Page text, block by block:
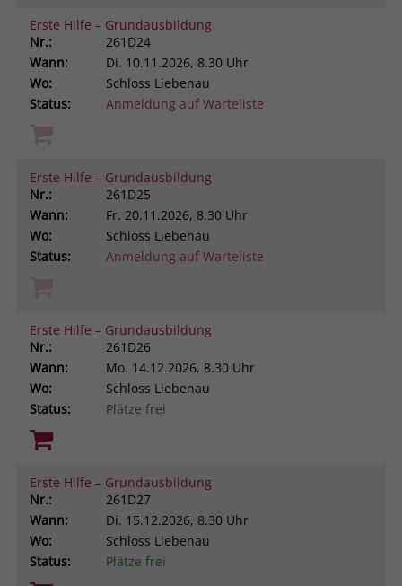
Erste Hilfe – Grundausbildung
Nr.:
261D24
Wann:
Di. 10.11.2026, 8.30 Uhr
Wo:
Schloss Liebenau
Status:
Anmeldung auf Warteliste
Erste Hilfe – Grundausbildung
Nr.:
261D25
Wann:
Fr. 20.11.2026, 8.30 Uhr
Wo:
Schloss Liebenau
Status:
Anmeldung auf Warteliste
Erste Hilfe – Grundausbildung
Nr.:
261D26
Wann:
Mo. 14.12.2026, 8.30 Uhr
Wo:
Schloss Liebenau
Status:
Plätze frei
Erste Hilfe – Grundausbildung
Nr.:
261D27
Wann:
Di. 15.12.2026, 8.30 Uhr
Wo:
Schloss Liebenau
Status:
Plätze frei